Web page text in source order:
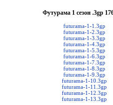
Футурама 1 сезон .3gp
futurama-1-1.3gp
futurama-1-2.3gp
futurama-1-3.3gp
futurama-1-4.3gp
futurama-1-5.3gp
futurama-1-6.3gp
futurama-1-7.3gp
futurama-1-8.3gp
futurama-1-9.3gp
futurama-1-10.3gp
futurama-1-11.3gp
futurama-1-12.3gp
futurama-1-13.3gp